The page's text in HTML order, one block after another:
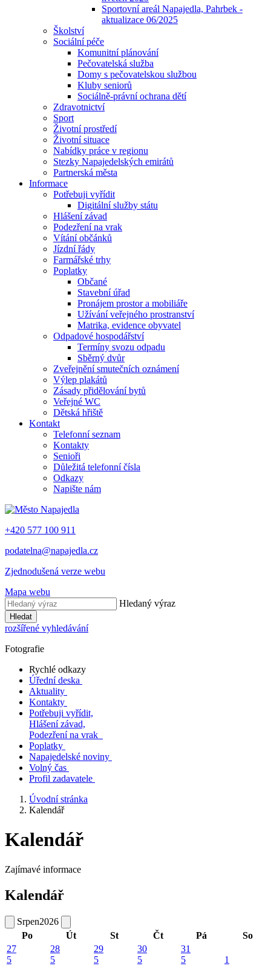
Sportovní areál Napajedla, Pahrbek -
aktualizace 06/2025
Školství
Sociální péče
Komunitní plánování
Pečovatelská služba
Domy s pečovatelskou službou
Kluby seniorů
Sociálně-právní ochrana dětí
Zdravotnictví
Sport
Životní prostředí
Životní situace
Nabídky práce v regionu
Stezky Napajedelských emirátů
Partnerská města
Informace
Potřebuji vyřídit
Digitální služby státu
Hlášení závad
Podezření na vrak
Vítání občánků
Jízdní řády
Farmářské trhy
Poplatky
Občané
Stavební úřad
Pronájem prostor a mobiliáře
Užívání veřejného prostranství
Matrika, evidence obyvatel
Odpadové hospodářství
Termíny svozu odpadu
Sběrný dvůr
Zveřejnění smutečních oznámení
Výlep plakátů
Zásady přidělování bytů
Veřejné WC
Dětská hřiště
Kontakt
Telefonní seznam
Kontakty
Senioři
Důležitá telefonní čísla
Odkazy
Napište nám
+420 577 100 911
podatelna@napajedla.cz
Zjednodušená verze webu
Mapa webu
Hledaný výraz
Hledat
rozšířené vyhledávání
Fotografie
Rychlé odkazy
Úřední deska
Aktuality
Kontakty
Potřebuji vyřídit,
Hlášení závad,
Podezření na vrak
Poplatky
Napajedelské noviny
Volný čas
Profil zadavatele
Úvodní stránka
Kalendář
Kalendář
Zajímavé informace
Kalendář
Srpen2026
Po
Út St Čt Pá
So
27
5
28
5
29
5
30
5
31
5
1